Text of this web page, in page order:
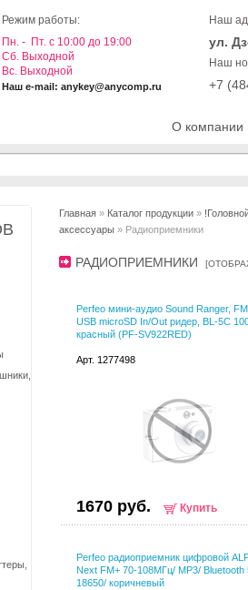
О компании
Режим работы:
Пн. - Пт. с 10:00 до 19:00
Cб. Выходной
Вс. Выходной
Наш e-mail: anykey@anycomp.ru
Наш
ул.
Наш
+7
Главная » Каталог продукции »
аксессуары » Радиоприемники
РАДИОПРИЕМНИКИ [
Perfeo мини-аудио Sound Ranger,
USB microSD In/Out ридер, BL-5C
красный (PF-SV922RED)
Арт. 1277498
1670 руб. Купить
Perfeo радиоприемник цифровой
Next FM+ 70-108МГц/ MP3/ Bluetooth
18650/ коричневый